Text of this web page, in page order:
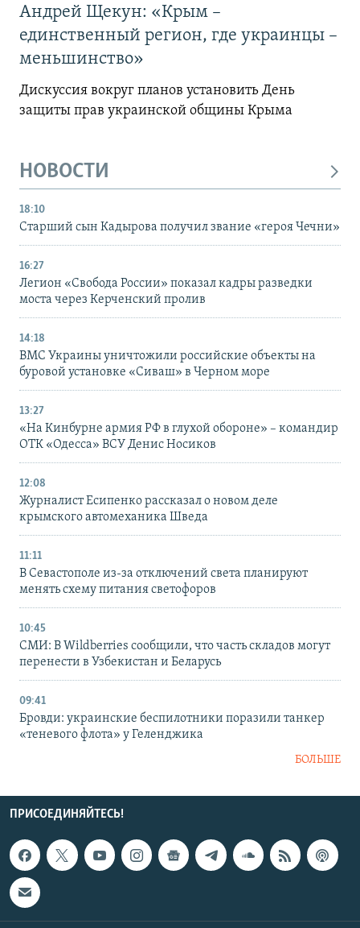
Андрей Щекун: «Крым –
единственный регион, где украинцы –
меньшинство»
Дискуссия вокруг планов установить День
защиты прав украинской общины Крыма
НОВОСТИ
18:10
Старший сын Кадырова получил звание «героя Чечни»
16:27
Легион «Свобода России» показал кадры разведки
моста через Керченский пролив
14:18
ВМС Украины уничтожили российские объекты на
буровой установке «Сиваш» в Черном море
13:27
«На Кинбурне армия РФ в глухой обороне» – командир
ОТК «Одесса» ВСУ Денис Носиков
12:08
Журналист Есипенко рассказал о новом деле
крымского автомеханика Шведа
11:11
В Севастополе из-за отключений света планируют
менять схему питания светофоров
10:45
СМИ: В Wildberries сообщили, что часть складов могут
перенести в Узбекистан и Беларусь
09:41
Бровди: украинские беспилотники поразили танкер
«теневого флота» у Геленджика
БОЛЬШЕ
ПРИСОЕДИНЯЙТЕСЬ!